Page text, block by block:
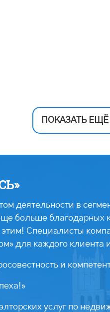
ПОКАЗАТЬ ЕЩЁ
деятельности в
больше благодарных
Специалисты
для каждого
и
услуг по